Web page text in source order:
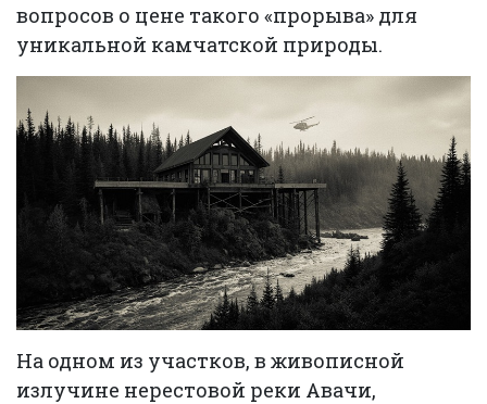
вопросов о цене такого «прорыва» для
уникальной камчатской природы.
На одном из участков, в живописной
излучине нерестовой реки Авачи,